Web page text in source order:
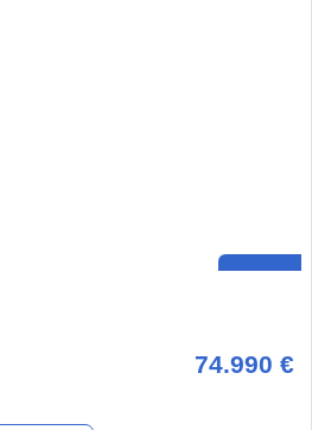
74.990 €